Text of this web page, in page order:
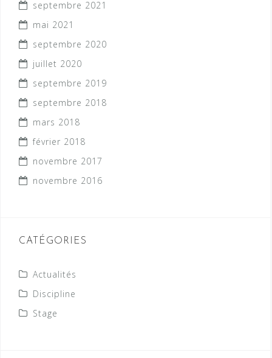
septembre 2021
mai 2021
septembre 2020
juillet 2020
septembre 2019
septembre 2018
mars 2018
février 2018
novembre 2017
novembre 2016
CATÉGORIES
Actualités
Discipline
Stage